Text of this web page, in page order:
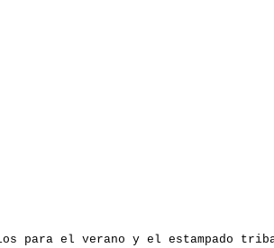
para el verano y el estampado